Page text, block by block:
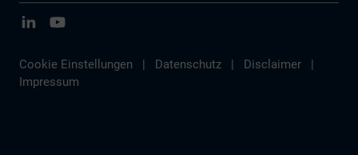
Cookie Einstellungen | Datenschutz | Disclaimer
|
Impressum